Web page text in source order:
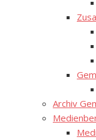
Archiv